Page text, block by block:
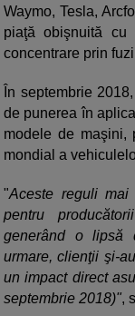
Waymo, Tesla,
piaţă obişnuită
concentrare prin
În septembrie
de punerea în
modele de maşini,
mondial a
"Aceste reguli
pentru
generând o lipsă
urmare, clienţii şi-
un impact direct
septembrie 2018)",